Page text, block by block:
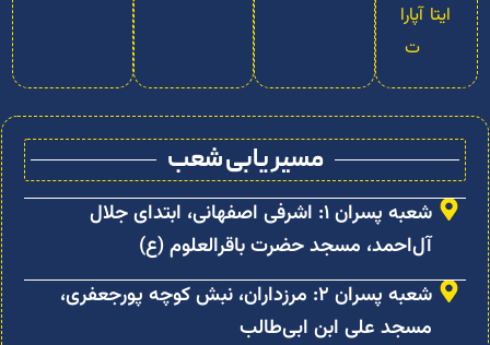
آپارا
ت
ایتا
مسیر یابی شعب
شعبه پسران ۱: اشرفی اصفهانی، ابتدای جلال
آل‌احمد، مسجد حضرت باقرالعلوم (ع)
شعبه پسران ۲: مرزداران، نبش کوچه پورجعفری،
مسجد علی ابن ابی‌طالب